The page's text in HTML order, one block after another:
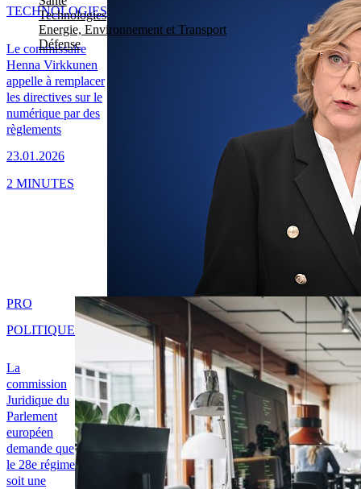
Technologies
Energie, Environnement et Transport
Défense
Le commissaire
Henna Virkkunen
appelle à remplacer
les directives sur le
numérique par des
règlements
23.01.2026
TECHNOLOGIES
2 MINUTES
La
commission
Juridique du
Parlement
européen
demande que
le 28e régime
soit une
PRO
POLITIQUE